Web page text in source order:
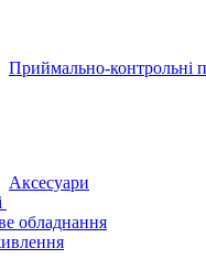
Приймально-контрольні
Аксесуари
обладнання